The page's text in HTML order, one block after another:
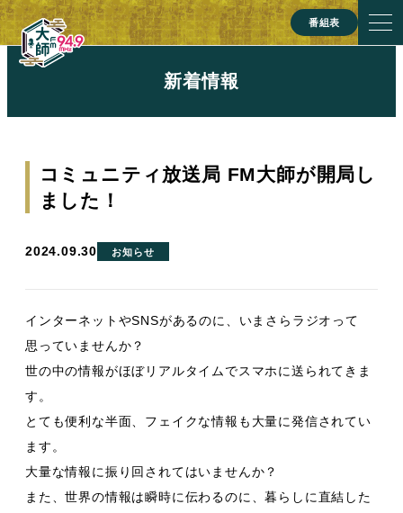
番組表
新着情報
コミュニティ放送局 FM大師が開局し
ました！
2024.09.30 お知らせ
インターネットやSNSがあるのに、いまさらラジオって
思っていませんか？
世の中の情報がほぼリアルタイムでスマホに送られてきま
す。
とても便利な半面、フェイクな情報も大量に発信されてい
ます。
大量な情報に振り回されてはいませんか？
また、世界の情報は瞬時に伝わるのに、暮らしに直結した